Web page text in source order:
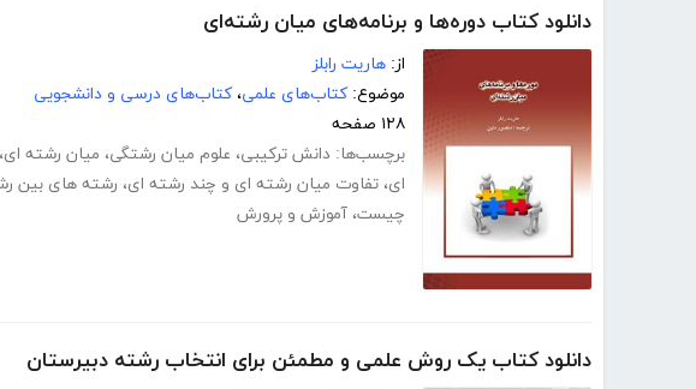
دانلود کتاب دوره‌ها و برنامه‌های میان رشته‌ای
از: هاریت رابلز
موضوع: کتاب‌های علمی، کتاب‌های درسی و دانشجویی
۱۲۸ صفحه
برچسب‌ها: دانش ترکیبی، علوم میان رشتگی، میان رشته ای،
ای، تفاوت میان رشته ای و چند رشته ای، رشته های بین
چیست، آموزش و پرورش
دانلود کتاب یک روش علمی و مطمئن برای انتخاب رشته دبیرستان